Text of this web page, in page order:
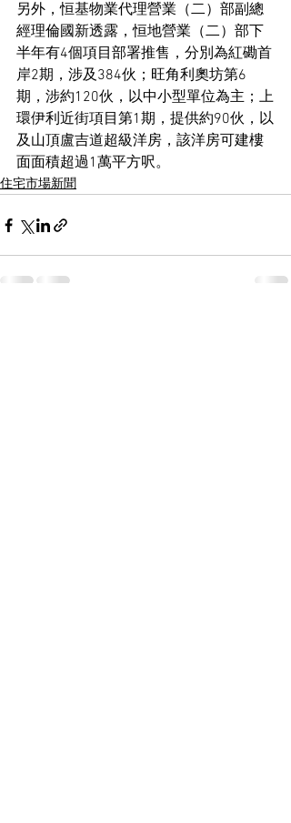
另外，恒基物業代理營業（二）部副總
經理倫國新透露，恒地營業（二）部下
半年有4個項目部署推售，分別為紅磡首
岸2期，涉及384伙；旺角利奧坊第6
期，涉約120伙，以中小型單位為主；上
環伊利近街項目第1期，提供約90伙，以
及山頂盧吉道超級洋房，該洋房可建樓
面面積超過1萬平方呎。
住宅市場新聞